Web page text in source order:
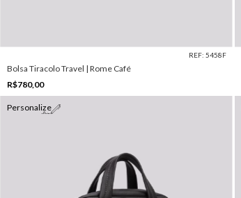
REF: 5458F
Bolsa Tiracolo Travel | Rome Café
R$780,00
Personalize